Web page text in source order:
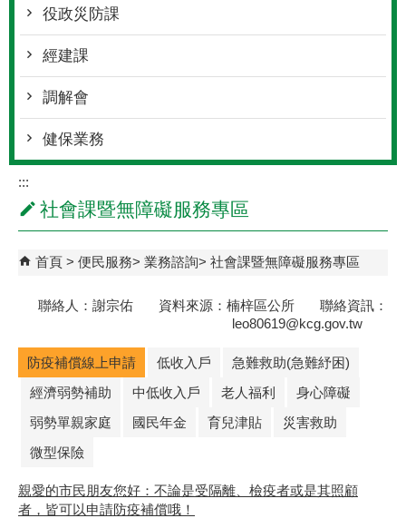
役政災防課
經建課
調解會
健保業務
:::
社會課暨無障礙服務專區
首頁 便民服務 業務諮詢 社會課暨無障礙服務專區
聯絡人：謝宗佑 資料來源：楠梓區公所 聯絡資訊：
leo80619@kcg.gov.tw
防疫補償線上申請 低收入戶
急難救助(急難紓困)
經濟弱勢補助
中低收入戶 老人福利
身心障礙
弱勢單親家庭
國民年金 育兒津貼
災害救助
微型保險
親愛的市民朋友您好：不論是受隔離、檢疫者或是其照顧
者，皆可以申請防疫補償哦！